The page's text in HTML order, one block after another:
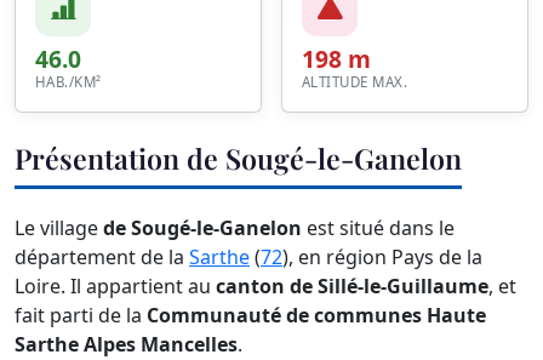
46.0
HAB./KM²
198 m
ALTITUDE MAX.
Présentation de Sougé-le-Ganelon
Le villagede Sougé-le-Ganelon est situé dans le
département de la Sarthe(72), en région Pays de la
Loire. Il appartient au canton de Sillé-le-Guillaume, et
fait parti de la Communauté de communes Haute
Sarthe Alpes Mancelles.